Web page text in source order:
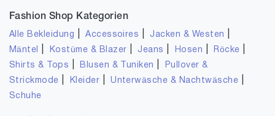
Fashion Shop Kategorien
Alle Bekleidung |Accessoires Jacken & Westen
Mäntel Kostüme & Blazer Jeans Hosen Röcke
Shirts & Tops Blusen & Tuniken
Pullover &
Strickmode
Kleider |Unterwäsche & Nachtwäsche
Schuhe